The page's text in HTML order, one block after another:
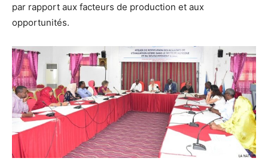
par rapport aux facteurs de production et aux
opportunités.